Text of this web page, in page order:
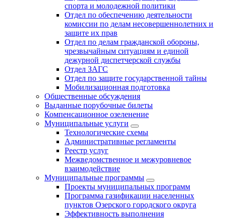
спорта и молодежной политики
Отдел по обеспечению деятельности
комиссии по делам несовершеннолетних и
защите их прав
Отдел по делам гражданской обороны,
чрезвычайным ситуациям и единой
дежурной диспетчерской службы
Отдел ЗАГС
Отдел по защите государственной тайны
Мобилизационная подготовка
Общественные обсуждения
Выданные порубочные билеты
Компенсационное озеленение
Муниципальные услуги
Технологические схемы
Административные регламенты
Реестр услуг
Межведомственное и межуровневое
взаимодействие
Муниципальные программы
Проекты муниципальных программ
Программа газификации населенных
пунктов Озерского городского округа
Эффективность выполнения